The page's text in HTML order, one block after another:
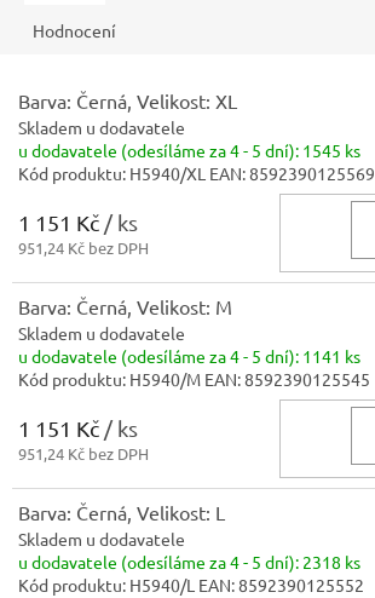
Hodnocení
Barva: Černá, Velikost: XL
Skladem u dodavatele
u dodavatele (odesíláme za 4 - 5 dní): 1545 ks
Kód produktu: H5940/XL EAN:8592390125569
1 151 Kč / ks
951,24 Kč bez DPH
Barva: Černá, Velikost: M
Skladem u dodavatele
u dodavatele (odesíláme za 4 - 5 dní): 1141 ks
Kód produktu: H5940/M EAN:8592390125545
1 151 Kč / ks
951,24 Kč bez DPH
Barva: Černá, Velikost: L
Skladem u dodavatele
u dodavatele (odesíláme za 4 - 5 dní): 2318 ks
Kód produktu: H5940/L EAN:8592390125552